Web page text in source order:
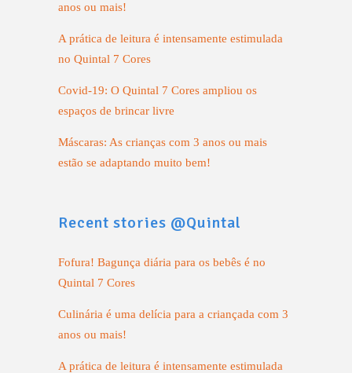
anos ou mais!
A prática de leitura é intensamente estimulada
no Quintal 7 Cores
Covid-19: O Quintal 7 Cores ampliou os
espaços de brincar livre
Máscaras: As crianças com 3 anos ou mais
estão se adaptando muito bem!
Recent stories @Quintal
Fofura! Bagunça diária para os bebês é no
Quintal 7 Cores
Culinária é uma delícia para a criançada com 3
anos ou mais!
A prática de leitura é intensamente estimulada